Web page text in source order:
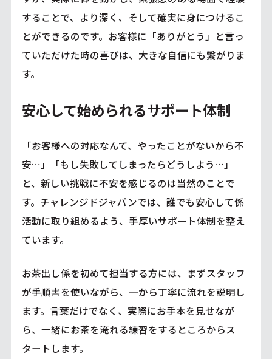
することで、より深く、そして確実に身につけるこ
とができるのです。お客様に「ありがとう」と言っ
ていただけた時の喜びは、大きな自信にも繋がりま
す。
安心して始められるサポート体制
「お客様への対応なんて、やったことがないから不
安…」「もし失敗してしまったらどうしよう…」
と、新しい挑戦に不安を感じるのは当然のことで
す。チャレンジドジャパンでは、誰でも安心して係
活動に取り組めるよう、手厚いサポート体制を整え
ています。
お茶出し係を初めて担当する方には、まずスタッフ
が手順書を使いながら、一から丁寧に流れを説明し
ます。言葉だけでなく、実際にお手本を見せなが
ら、一緒にお茶を淹れる練習をするところからス
タートします。